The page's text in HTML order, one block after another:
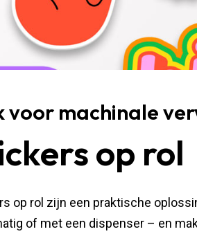
voor machinale
op rol
op rol zijn een praktische
of met een dispenser – en